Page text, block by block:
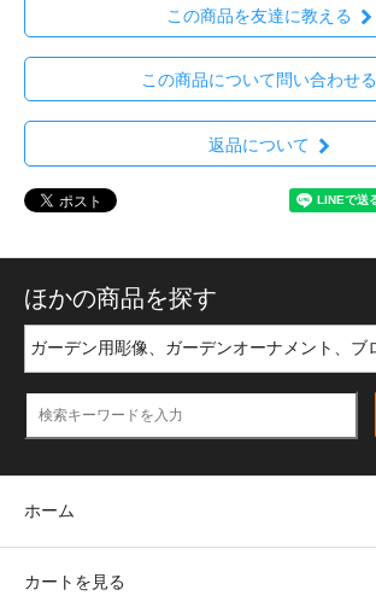
この商品を友達に教える
この商品について問い合わせる
返品について
ほかの商品を探す
ホーム
カートを見る